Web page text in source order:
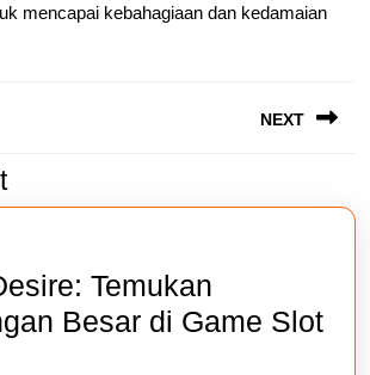
mencapai kebahagiaan dan kedamaian
NEXT
post:
Temukan
Besar di Game Slot